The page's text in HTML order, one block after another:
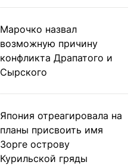
Марочко назвал
возможную причину
конфликта Драпатого и
Сырского
Япония отреагировала на
планы присвоить имя
Зорге острову
Курильской гряды